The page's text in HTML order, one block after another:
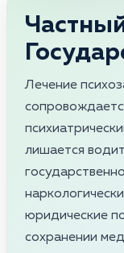
Лечение
лишается
юридические
сохранении